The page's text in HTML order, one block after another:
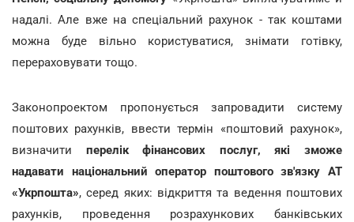
надалі. Але вже на спеціальний рахунок - так коштами
можна буде вільно користуватися, знімати готівку,
перераховувати тощо.
Законопроектом пропонується запровадити систему
поштових рахунків, ввести термін «поштовий рахунок»,
визначити перелік фінансових послуг, які зможе
надавати національний оператор поштового зв'язку АТ
«Укрпошта», серед яких: відкриття та ведення поштових
рахунків, проведення розрахункових банківських